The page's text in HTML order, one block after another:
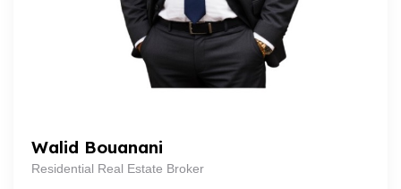
Walid Bouanani
Residential Real Estate Broker